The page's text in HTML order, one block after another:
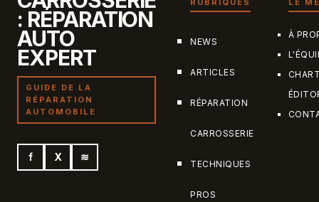
: RÉPARATION
AUTO
EXPERT
GUIDE DE LA
RÉPARATION
AUTOMOBILE
f X ≋
RUBRIQUES
NEWS
ARTICLES
RÉPARATION
CARROSSERIE
TECHNIQUES
PROS
LE
À